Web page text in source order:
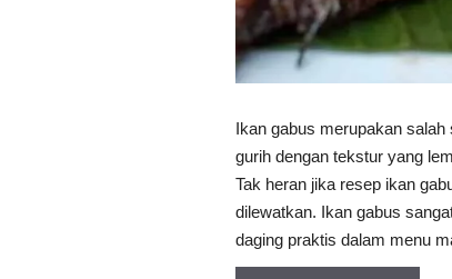
Ikan gabus merupakan
gurih dengan tekstur yang
Tak heran jika resep ikan
dilewatkan. Ikan gabus
daging praktis dalam menu